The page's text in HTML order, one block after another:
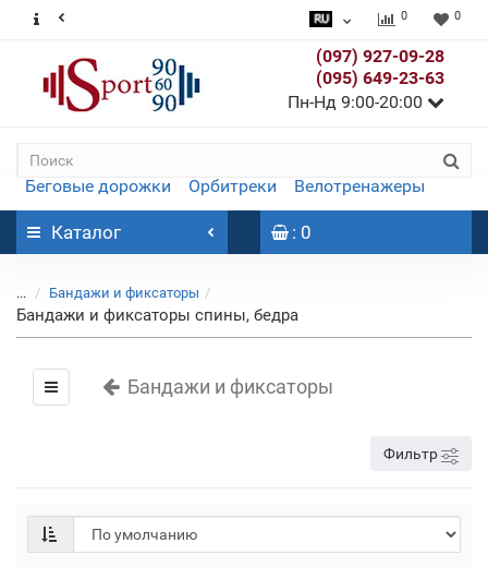
0 0
(097) 927-09-28
(095) 649-23-63
Пн-Нд 9:00-20:00
Беговые дорожки Орбитреки Велотренажеры
Каталог : 0
... Бандажи и фиксаторы
Бандажи и фиксаторы спины, бедра
Бандажи и фиксаторы
Фильтр